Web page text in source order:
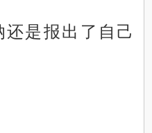
是报出了自己